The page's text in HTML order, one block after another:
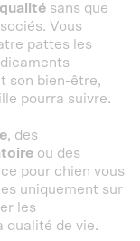
sans que
Vous
pattes les
son bien-être,
pourra suivre.
, des
ou des
pour chien vous
uniquement sur
les
qualité de vie.